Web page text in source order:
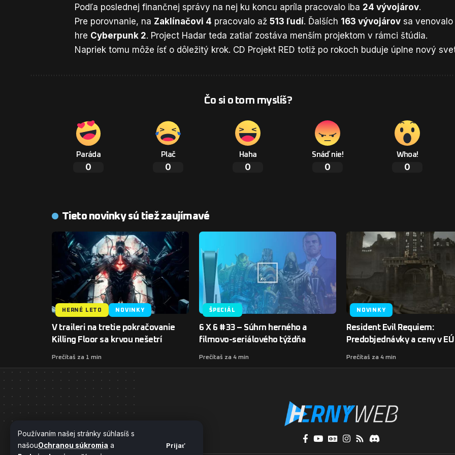
Používaním našej stránky súhlasíš s
našouOchranou súkromia a
Prijať
Podľa poslednej finančnej správy na nej ku koncu apríla pracovalo iba 24 vývojárov.
Pre porovnanie, na Zaklínačovi 4 pracovalo až513 ľudí. Ďalších 163 vývojárov sa venovalo
hre Cyberpunk 2. Project Hadar teda zatiaľ zostáva menším projektom v rámci štúdia.
Napriek tomu môže ísť o dôležitý krok. CD Projekt RED totiž po rokoch buduje úplne nový
Čo si o tom myslíš?
Paráda
0
Plač
0
Haha
0
Snáď nie!
0
Whoa!
0
Tieto novinky sú tiež zaujímavé
HERNÉ LETO NOVINKY
V traileri na tretie pokračovanie
Killing Floor sa krvou nešetrí
Prečítaš za 1 min
ŠPECIÁL
6 X 6 #33 – Súhrn herného a
filmovo-seriálového týždňa
Prečítaš za 4 min
NOVINKY
Resident Evil Requiem:
Predobjednávky a ceny v EÚ
Prečítaš za 4 min